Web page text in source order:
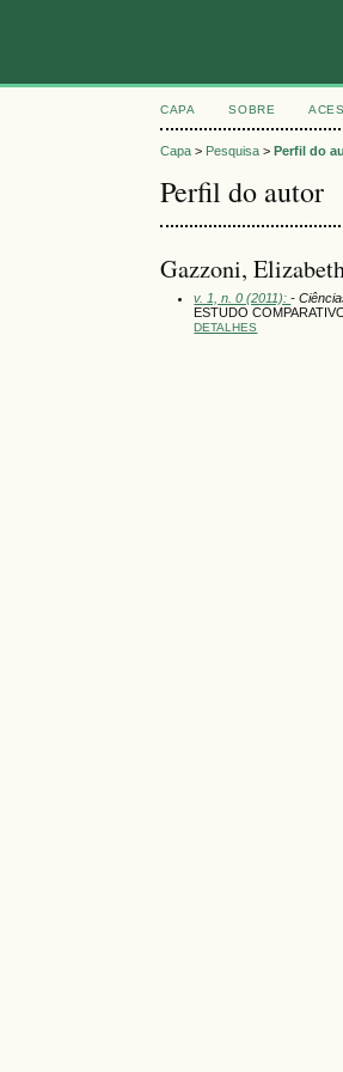
CAPA SOBRE
Capa > Pesquisa >Perfil do
Perfil do autor
Gazzoni,
v. 1, n. 0 (2011):-
ESTUDO
DETALHES